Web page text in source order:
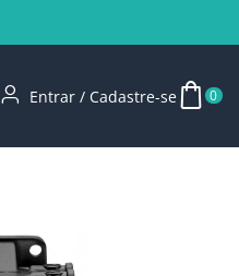
Entrar / Cadastre-se 0